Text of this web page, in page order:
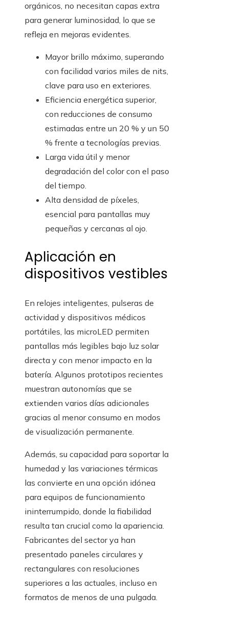
orgánicos, no necesitan capas extra
para generar luminosidad, lo que se
refleja en mejoras evidentes.
Mayor brillo máximo, superando
con facilidad varios miles de nits,
clave para uso en exteriores.
Eficiencia energética superior,
con reducciones de consumo
estimadas entre un 20 % y un 50
% frente a tecnologías previas.
Larga vida útil y menor
degradación del color con el paso
del tiempo.
Alta densidad de píxeles,
esencial para pantallas muy
pequeñas y cercanas al ojo.
Aplicación en
dispositivos vestibles
En relojes inteligentes, pulseras de
actividad y dispositivos médicos
portátiles, las microLED permiten
pantallas más legibles bajo luz solar
directa y con menor impacto en la
batería. Algunos prototipos recientes
muestran autonomías que se
extienden varios días adicionales
gracias al menor consumo en modos
de visualización permanente.
Además, su capacidad para soportar la
humedad y las variaciones térmicas
las convierte en una opción idónea
para equipos de funcionamiento
ininterrumpido, donde la fiabilidad
resulta tan crucial como la apariencia.
Fabricantes del sector ya han
presentado paneles circulares y
rectangulares con resoluciones
superiores a las actuales, incluso en
formatos de menos de una pulgada.